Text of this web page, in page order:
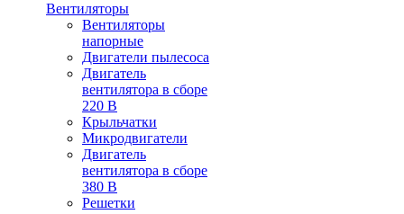
Вентиляторы
Вентиляторы
напорные
Двигатели пылесоса
Двигатель
вентилятора в сборе
220 В
Крыльчатки
Микродвигатели
Двигатель
вентилятора в сборе
380 В
Решетки